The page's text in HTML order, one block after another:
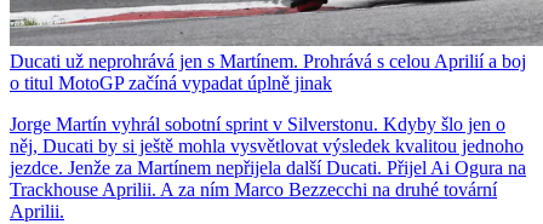
Ducati už neprohrává jen s Martínem. Prohrává s celou Aprilií a boj
o titul MotoGP začíná vypadat úplně jinak
Jorge Martín vyhrál sobotní sprint v Silverstonu. Kdyby šlo jen o
něj, Ducati by si ještě mohla vysvětlovat výsledek kvalitou jednoho
jezdce. Jenže za Martínem nepřijela další Ducati. Přijel Ai Ogura na
Trackhouse Aprilii. A za ním Marco Bezzecchi na druhé tovární
Aprilii.